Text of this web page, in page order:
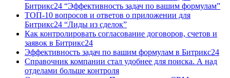
Битрикс24 “Эффективность задач по вашим формулам”
ТОП-10 вопросов и ответов о приложении для
Битрикс24 “Лиды из сделок”
Как контролировать согласование договоров, счетов и
заявок в Битрикс24
Эффективность задач по вашим формулам в Битрикс24
Справочник компании стал удобнее для поиска. А над
отделами больше контроля